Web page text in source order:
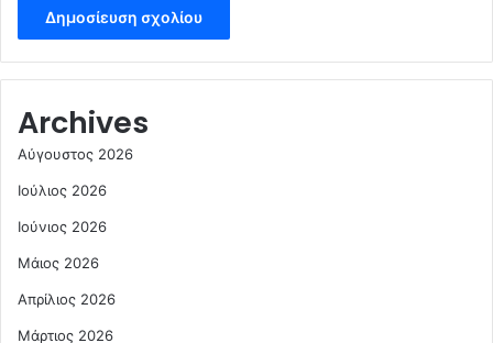
Archives
Αύγουστος 2026
Ιούλιος 2026
Ιούνιος 2026
Μάιος 2026
Απρίλιος 2026
Μάρτιος 2026